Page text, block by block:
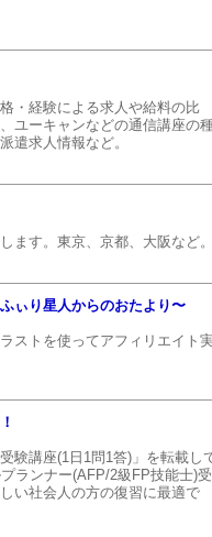
・経験による求人や給料の比
ユーキャンなどの通信講座の
遣求人情報など。
ます。東京、京都、大阪など。
ぃり星人からのおたより〜
ストを使ってアフィリエイト
験講座(1日1問1答)」を転載し
ランナー(AFP/2級FP技能士)受
い社会人の方の復習に最適で